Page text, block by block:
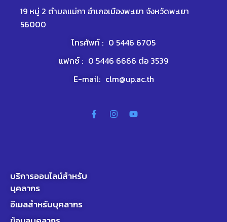
19 หมู่ 2 ตำบลแม่กา อำเภอเมืองพะเยา จังหวัดพะเยา
56000
โทรศัพท์ : 0 5446 6705
แฟกซ์ : 0 5446 6666 ต่อ 3539
E-mail: clm@up.ac.th
บริการออนไลน์สำหรับ
บุคลากร
อีเมลสำหรับบุคลากร